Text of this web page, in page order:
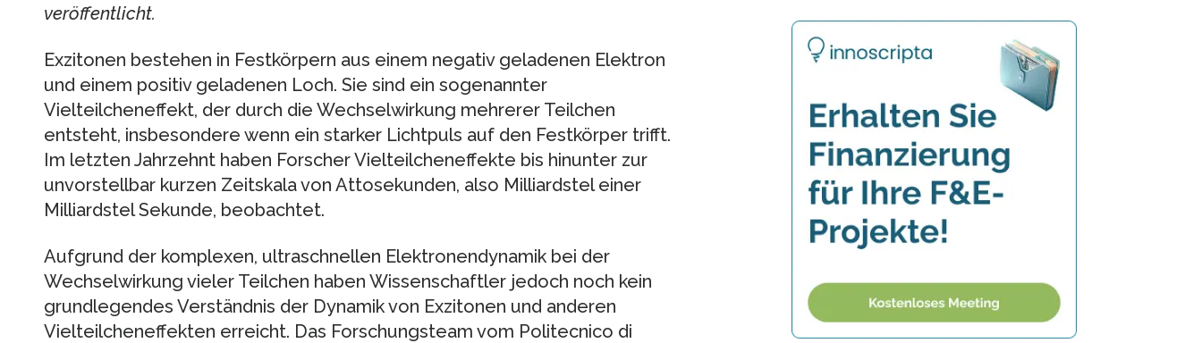
veröffentlicht.
Exzitonen bestehen in Festkörpern aus einem negativ geladenen Elektron
und einem positiv geladenen Loch. Sie sind ein sogenannter
Vielteilcheneffekt, der durch die Wechselwirkung mehrerer Teilchen
entsteht, insbesondere wenn ein starker Lichtpuls auf den Festkörper trifft.
Im letzten Jahrzehnt haben Forscher Vielteilcheneffekte bis hinunter zur
unvorstellbar kurzen Zeitskala von Attosekunden, also Milliardstel einer
Milliardstel Sekunde, beobachtet.
Aufgrund der komplexen, ultraschnellen Elektronendynamik bei der
Wechselwirkung vieler Teilchen haben Wissenschaftler jedoch noch kein
grundlegendes Verständnis der Dynamik von Exzitonen und anderen
Vielteilcheneffekten erreicht. Das Forschungsteam vom Politecnico di